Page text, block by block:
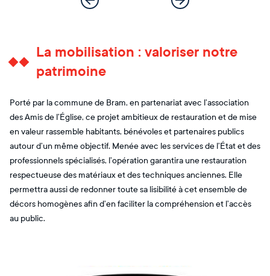
La mobilisation : valoriser notre
patrimoine
Porté par la commune de Bram, en partenariat avec l’association
des Amis de l’Église, ce projet ambitieux de restauration et de mise
en valeur rassemble habitants, bénévoles et partenaires publics
autour d’un même objectif. Menée avec les services de l’État et des
professionnels spécialisés, l’opération garantira une restauration
respectueuse des matériaux et des techniques anciennes. Elle
permettra aussi de redonner toute sa lisibilité à cet ensemble de
décors homogènes afin d’en faciliter la compréhension et l’accès
au public.